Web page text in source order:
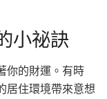
小祕訣
你的財運。有時
居住環境帶來意想